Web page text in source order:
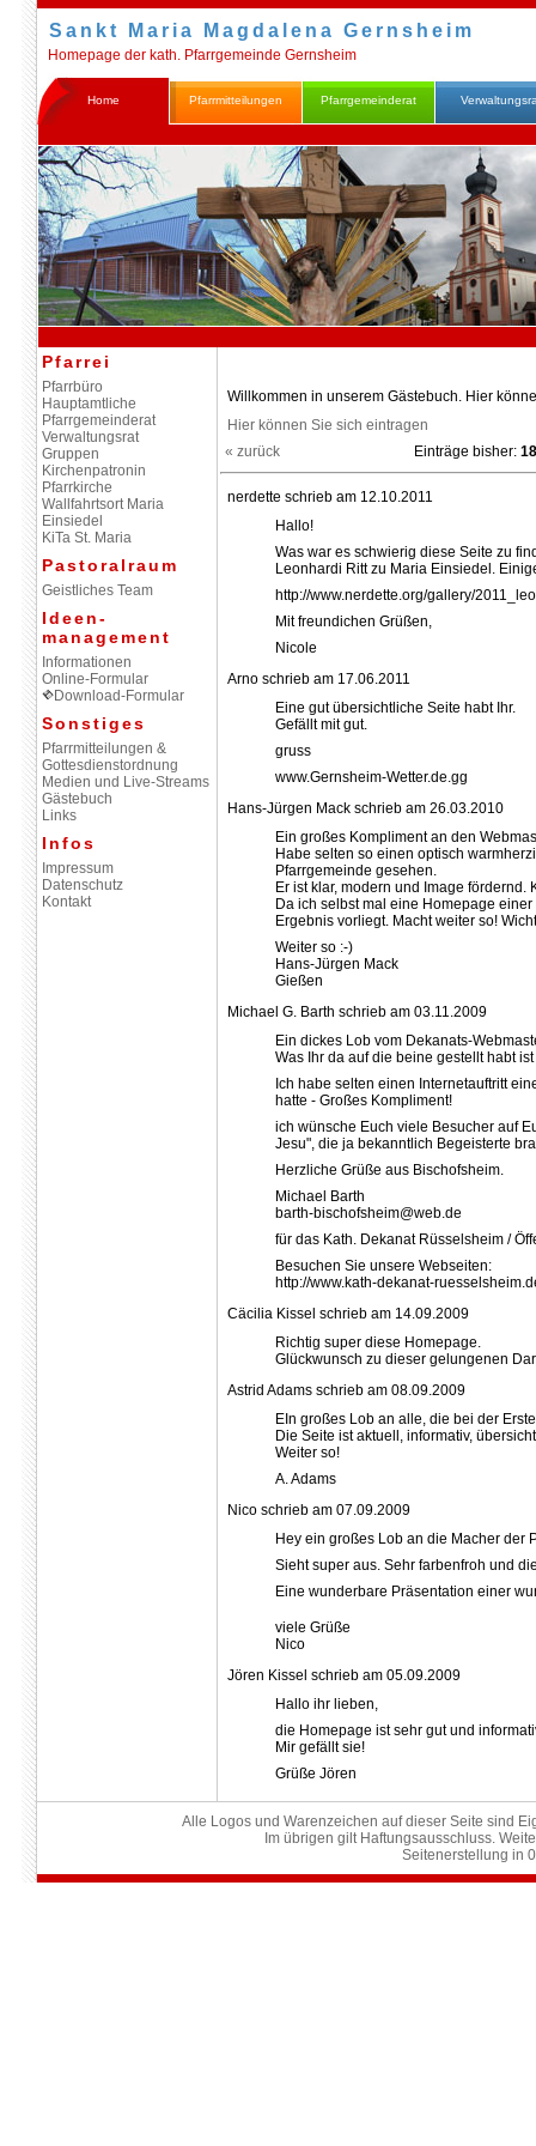
Sankt Maria Magdalena Gernsheim
Homepage der kath. Pfarrgemeinde Gernsheim
Home Pfarrmitteilungen Pfarrgemeinderat
Pfarrei
Pfarrbüro
Hauptamtliche
Pfarrgemeinderat
Verwaltungsrat
Gruppen
Kirchenpatronin
Pfarrkirche
Wallfahrtsort Maria
Einsiedel
KiTa St. Maria
Pastoralraum
Geistliches Team
Ideen-
management
Informationen
Online-Formular
Download-Formular
Sonstiges
Pfarrmitteilungen &
Gottesdienstordnung
Medien und Live-Streams
Gästebuch
Links
Infos
Impressum
Datenschutz
Kontakt
Willkommen in unserem Gästebuch. Hier
Hier können Sie sich eintragen
« zurück
Einträge bisher: 18
nerdette schrieb am 12.10.2011
Hallo!
Was war es schwierig diese Seite zu
Leonhardi Ritt zu Maria Einsiedel.
http://www.nerdette.org/gallery/
Mit freundichen Grüßen,
Nicole
Arno schrieb am 17.06.2011
Eine gut übersichtliche Seite habt Ihr.
Gefällt mit gut.
gruss
www.Gernsheim-Wetter.de.gg
Hans-Jürgen Mack schrieb am 26.03.2010
Ein großes Kompliment an den
Habe selten so einen optisch
Pfarrgemeinde gesehen.
Er ist klar, modern und Image fördernd.
Da ich selbst mal eine Homepage
Ergebnis vorliegt. Macht weiter so!
Weiter so :-)
Hans-Jürgen Mack
Gießen
Michael G. Barth schrieb am 03.11.2009
Ein dickes Lob vom Dekanats-
Was Ihr da auf die beine gestellt habt
Ich habe selten einen Internetauftritt
hatte - Großes Kompliment!
ich wünsche Euch viele Besucher auf
Jesu", die ja bekanntlich Begeisterte
Herzliche Grüße aus Bischofsheim.
Michael Barth
barth-bischofsheim@web.de
für das Kath. Dekanat Rüsselsheim /
Besuchen Sie unsere Webseiten:
http://www.kath-dekanat-
Cäcilia Kissel schrieb am 14.09.2009
Richtig super diese Homepage.
Glückwunsch zu dieser gelungenen
Astrid Adams schrieb am 08.09.2009
EIn großes Lob an alle, die bei der
Die Seite ist aktuell, informativ,
Weiter so!
A. Adams
Nico schrieb am 07.09.2009
Hey ein großes Lob an die Macher der
Sieht super aus. Sehr farbenfroh und
Eine wunderbare Präsentation einer
viele Grüße
Nico
Jören Kissel schrieb am 05.09.2009
Hallo ihr lieben,
die Homepage ist sehr gut und
Mir gefällt sie!
Grüße Jören
Alle Logos und Warenzeichen auf dieser Seite sind
Im übrigen gilt Haftungsausschluss.
Seitenerstellung in